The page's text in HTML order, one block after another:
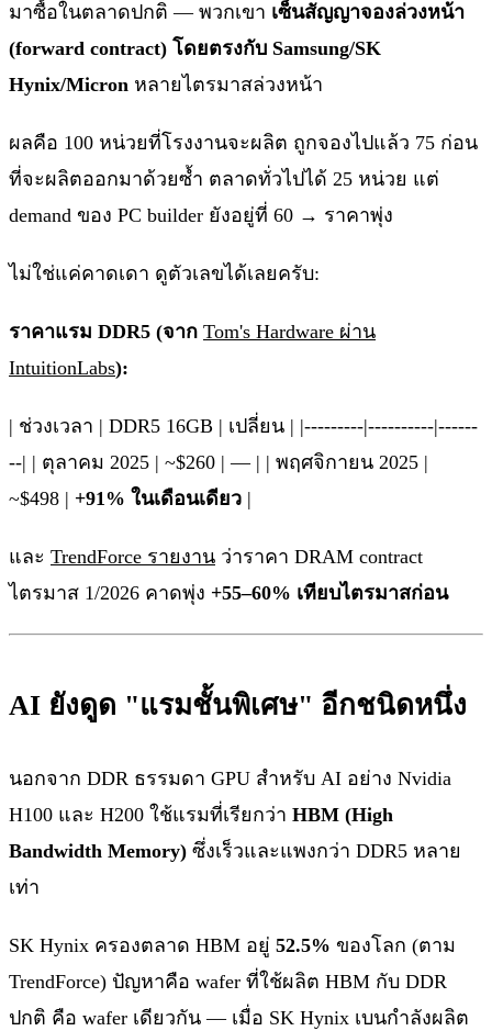
มาซื้อในตลาดปกติ — พวกเขา เซ็นสัญญาจองล่วงหน้า
(forward contract) โดยตรงกับ Samsung/SK
Hynix/Micron หลายไตรมาสล่วงหน้า
ผลคือ 100 หน่วยที่โรงงานจะผลิต ถูกจองไปแล้ว 75 ก่อน
ที่จะผลิตออกมาด้วยซ้ำ ตลาดทั่วไปได้ 25 หน่วย แต่
demand ของ PC builder ยังอยู่ที่ 60 → ราคาพุ่ง
ไม่ใช่แค่คาดเดา ดูตัวเลขได้เลยครับ:
ราคาแรม DDR5 (จาก Tom's Hardware ผ่าน
IntuitionLabs):
| ช่วงเวลา | DDR5 16GB | เปลี่ยน | |---------|----------|------
--| | ตุลาคม 2025 | ~$260 | — | | พฤศจิกายน 2025 |
~$498 | +91% ในเดือนเดียว |
และ TrendForce รายงาน ว่าราคา DRAM contract
ไตรมาส 1/2026 คาดพุ่ง +55–60% เทียบไตรมาสก่อน
AI ยังดูด "แรมชั้นพิเศษ" อีกชนิดหนึ่ง
นอกจาก DDR ธรรมดา GPU สำหรับ AI อย่าง Nvidia
H100 และ H200 ใช้แรมที่เรียกว่า HBM (High
Bandwidth Memory) ซึ่งเร็วและแพงกว่า DDR5 หลาย
เท่า
SK Hynix ครองตลาด HBM อยู่ 52.5% ของโลก (ตาม
TrendForce) ปัญหาคือ wafer ที่ใช้ผลิต HBM กับ DDR
ปกติ คือ wafer เดียวกัน — เมื่อ SK Hynix เบนกำลังผลิต